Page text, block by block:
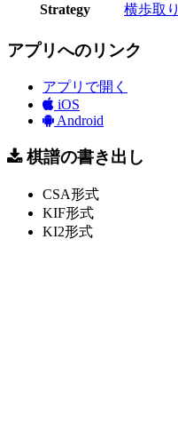
Strategy
横歩取り
アプリへのリンク
アプリで開く
iOS
Android
棋譜の書き出し
CSA形式
KIF形式
KI2形式